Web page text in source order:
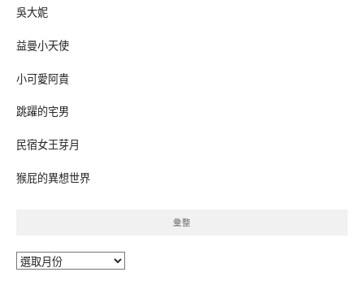
吳大妮
益曼小天使
小可愛阿貴
跳躍的宅男
民宿女王芽月
猴屁的異想世界
彙整
彙